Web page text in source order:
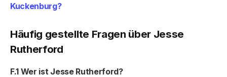
Kuckenburg?
Häufig gestellte Fragen über Jesse
Rutherford
F.1 Wer ist Jesse Rutherford?